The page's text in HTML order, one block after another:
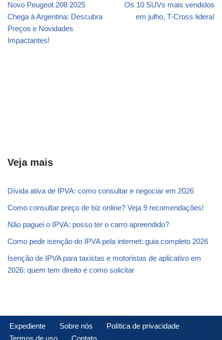
Novo Peugeot 208 2025
Chega à Argentina: Descubra
Preços e Novidades
Impactantes!
Os 10 SUVs mais vendidos
em julho, T-Cross lidera!
Veja mais
Dívida ativa de IPVA: como consultar e negociar em 2026
Como consultar preço de biz online? Veja 9 recomendações!
Não paguei o IPVA: posso ter o carro apreendido?
Como pedir isenção do IPVA pela internet: guia completo 2026
Isenção de IPVA para taxistas e motoristas de aplicativo em
2026: quem tem direito e como solicitar
Expediente Sobre nós
Política de privacidade